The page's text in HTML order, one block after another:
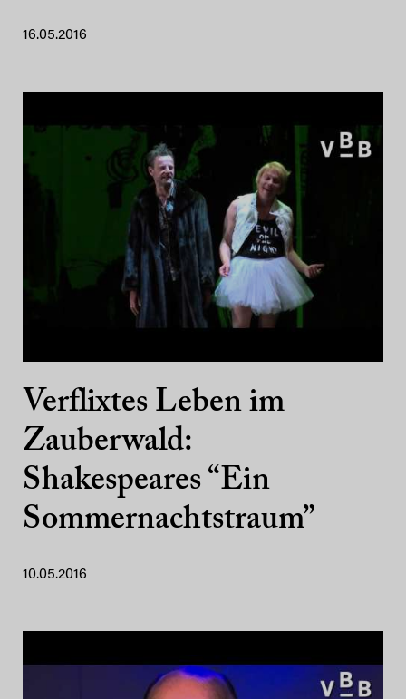
16.05.2016
Verflixtes Leben im
Zauberwald:
Shakespeares “Ein
Sommernachtstraum”
10.05.2016